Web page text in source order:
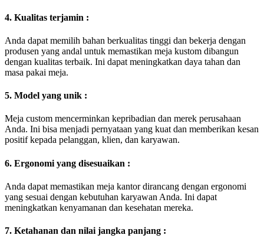
4. Kualitas terjamin :
Anda dapat memilih bahan berkualitas tinggi dan bekerja dengan
produsen yang andal untuk memastikan meja kustom dibangun
dengan kualitas terbaik. Ini dapat meningkatkan daya tahan dan
masa pakai meja.
5. Model yang unik :
Meja custom mencerminkan kepribadian dan merek perusahaan
Anda. Ini bisa menjadi pernyataan yang kuat dan memberikan kesan
positif kepada pelanggan, klien, dan karyawan.
6. Ergonomi yang disesuaikan :
Anda dapat memastikan meja kantor dirancang dengan ergonomi
yang sesuai dengan kebutuhan karyawan Anda. Ini dapat
meningkatkan kenyamanan dan kesehatan mereka.
7. Ketahanan dan nilai jangka panjang :